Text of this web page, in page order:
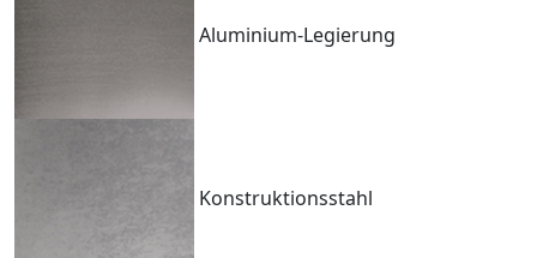
Aluminium-Legierung
Konstruktionsstahl